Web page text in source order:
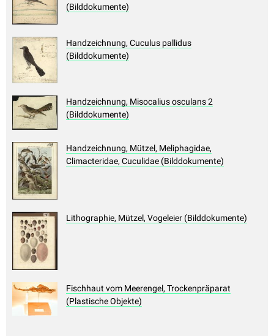
(Bilddokumente)
Handzeichnung, Cuculus pallidus
(Bilddokumente)
Handzeichnung, Misocalius osculans 2
(Bilddokumente)
Handzeichnung, Mützel, Meliphagidae,
Climacteridae, Cuculidae (Bilddokumente)
Lithographie, Mützel, Vogeleier (Bilddokumente)
Fischhaut vom Meerengel, Trockenpräparat
(Plastische Objekte)